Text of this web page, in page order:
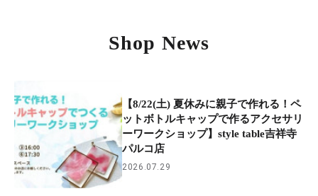
Shop News
【8/22(土) 夏休みに親子で作れる！ペ
ットボトルキャップで作るアクセサリ
ーワークショップ】style table吉祥寺
パルコ店
2026.07.29